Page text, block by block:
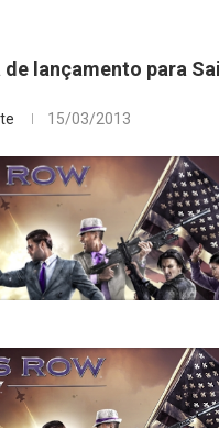
de lançamento para
15/03/2013